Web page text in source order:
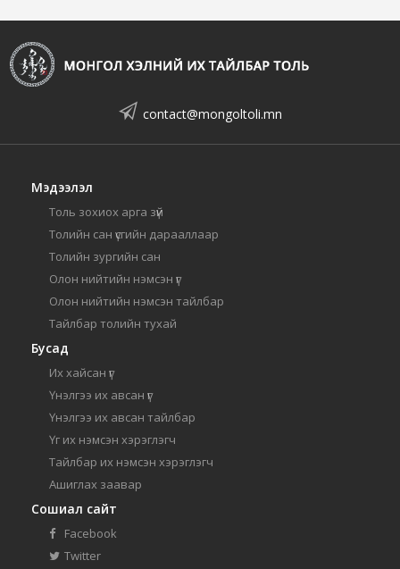
contact@mongoltoli.mn
Мэдээлэл
Толь зохиох арга зүй
Толийн сан үсгийн дарааллаар
Толийн зургийн сан
Олон нийтийн нэмсэн үг
Олон нийтийн нэмсэн тайлбар
Тайлбар толийн тухай
Бусад
Их хайсан үг
Үнэлгээ их авсан үг
Үнэлгээ их авсан тайлбар
Үг их нэмсэн хэрэглэгч
Тайлбар их нэмсэн хэрэглэгч
Ашиглах заавар
Сошиал сайт
Facebook
Twitter